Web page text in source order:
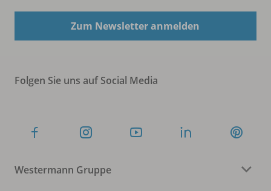
Zum Newsletter anmelden
Folgen Sie uns auf Social Media
Westermann Gruppe